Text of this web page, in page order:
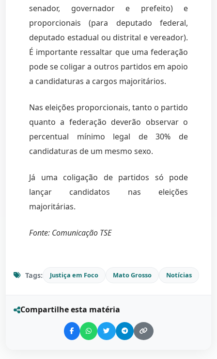
senador, governador e prefeito) e
proporcionais (para deputado federal,
deputado estadual ou distrital e vereador).
É importante ressaltar que uma federação
pode se coligar a outros partidos em apoio
a candidaturas a cargos majoritários.
Nas eleições proporcionais, tanto o partido
quanto a federação deverão observar o
percentual mínimo legal de 30% de
candidaturas de um mesmo sexo.
Já uma coligação de partidos só pode
lançar candidatos nas eleições
majoritárias.
Fonte: Comunicação TSE
Tags: Justiça em Foco Mato Grosso Notícias
Compartilhe esta matéria